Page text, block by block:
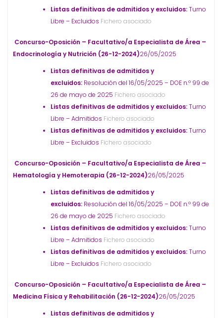
Listas definitivas de admitidos y excluidos:Turno
Libre – Excluidos Fichero asociado
Concurso-Oposición – Facultativo/a Especialista de Área –
Endocrinología y Nutrición (26-12-2024)26/05/2025
Listas definitivas de admitidos y
excluidos: Resolución del 16/05/2025 – DOE n.º 99 de
26 de mayo de 2025 Fichero asociado
Listas definitivas de admitidos y excluidos:Turno
Libre – Admitidos Fichero asociado
Listas definitivas de admitidos y excluidos:Turno
Libre – Excluidos Fichero asociado
Concurso-Oposición – Facultativo/a Especialista de Área –
Hematología y Hemoterapia (26-12-2024)26/05/2025
Listas definitivas de admitidos y
excluidos: Resolución del 16/05/2025 – DOE n.º 99 de
26 de mayo de 2025 Fichero asociado
Listas definitivas de admitidos y excluidos:Turno
Libre – Admitidos Fichero asociado
Listas definitivas de admitidos y excluidos:Turno
Libre – Excluidos Fichero asociado
Concurso-Oposición – Facultativo/a Especialista de Área –
Medicina Física y Rehabilitación (26-12-2024)26/05/2025
Listas definitivas de admitidos y